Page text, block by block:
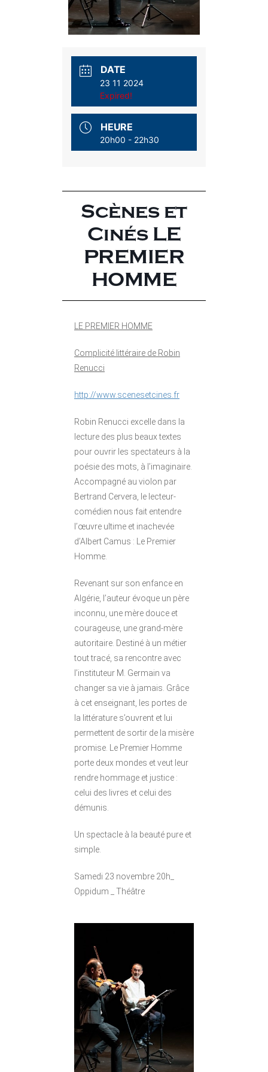
DATE
23 11 2024
Expired!
HEURE
20h00 - 22h30
Scènes et
Cinés LE
PREMIER
HOMME
LE PREMIER HOMME
Complicité littéraire de Robin
Renucci
http://www.scenesetcines.fr
Robin Renucci excelle dans la
lecture des plus beaux textes
pour ouvrir les spectateurs à la
poésie des mots, à l’imaginaire.
Accompagné au violon par
Bertrand Cervera, le lecteur-
comédien nous fait entendre
l’œuvre ultime et inachevée
d’Albert Camus : Le Premier
Homme.
Revenant sur son enfance en
Algérie, l’auteur évoque un père
inconnu, une mère douce et
courageuse, une grand-mère
autoritaire. Destiné à un métier
tout tracé, sa rencontre avec
l’instituteur M. Germain va
changer sa vie à jamais. Grâce
à cet enseignant, les portes de
la littérature s’ouvrent et lui
permettent de sortir de la misère
promise. Le Premier Homme
porte deux mondes et veut leur
rendre hommage et justice :
celui des livres et celui des
démunis.
Un spectacle à la beauté pure et
simple.
Samedi 23 novembre 20h_
Oppidum _ Théâtre